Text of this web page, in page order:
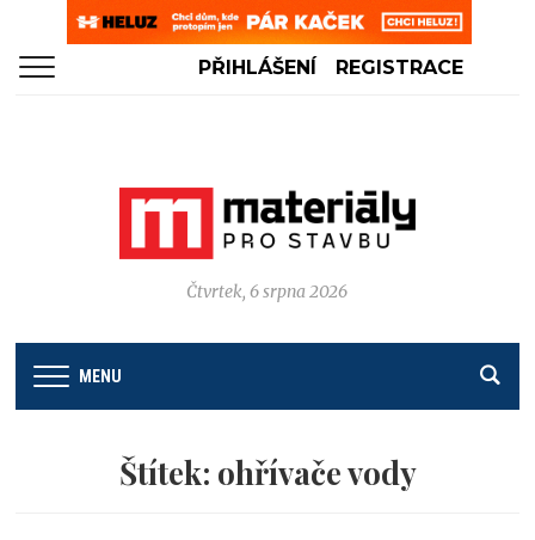
PŘIHLÁŠENÍ REGISTRACE
Čtvrtek, 6 srpna 2026
MENU
Štítek: ohřívače vody